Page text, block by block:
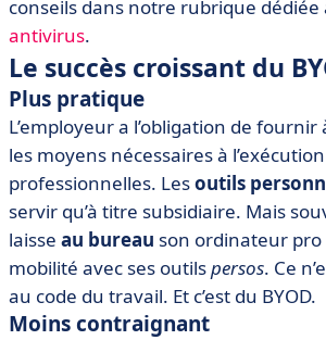
conseils dans notre rubrique dédiée
antivirus.
Le succès croissant du
Plus pratique
L’employeur a l’obligation de fournir
les moyens nécessaires à
professionnelles. Lesoutils
servir qu’à titre subsidiaire. Mais
laisse au bureau son ordinateur
mobilité avec ses outilspersos. Ce
au code du travail. Et c’est du BYOD.
Moins contraignant